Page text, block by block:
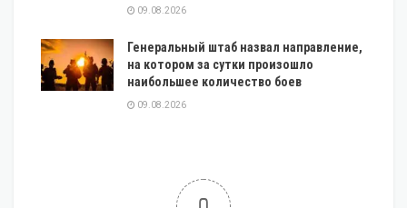
09.08.2026
Генеральный штаб назвал направление,
на котором за сутки произошло
наибольшее количество боев
09.08.2026